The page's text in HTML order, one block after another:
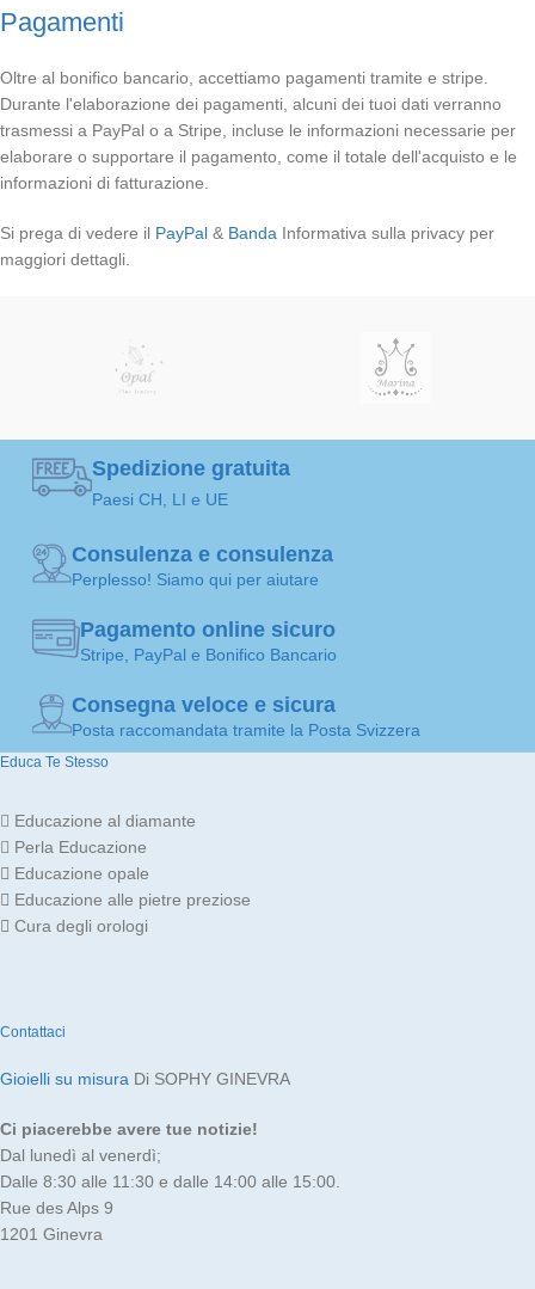
Pagamenti
Oltre al bonifico bancario, accettiamo pagamenti tramite e stripe.
Durante l'elaborazione dei pagamenti, alcuni dei tuoi dati verranno
trasmessi a PayPal o a Stripe, incluse le informazioni necessarie per
elaborare o supportare il pagamento, come il totale dell'acquisto e le
informazioni di fatturazione.
Si prega di vedere il PayPal & Banda Informativa sulla privacy per
maggiori dettagli.
Spedizione gratuita
Paesi CH, LI e UE
Consulenza e consulenza
Perplesso! Siamo qui per aiutare
Pagamento online sicuro
Stripe, PayPal e Bonifico Bancario
Consegna veloce e sicura
Posta raccomandata tramite la Posta Svizzera
Educa Te Stesso
Educazione al diamante
Perla Educazione
Educazione opale
Educazione alle pietre preziose
Cura degli orologi
Contattaci
Gioielli su misura Di SOPHY GINEVRA
Ci piacerebbe avere tue notizie!
Dal lunedì al venerdì;
Dalle 8:30 alle 11:30 e dalle 14:00 alle 15:00.
Rue des Alps 9
1201 Ginevra